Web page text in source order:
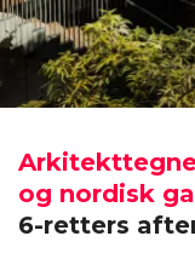
og nordisk
6-retters